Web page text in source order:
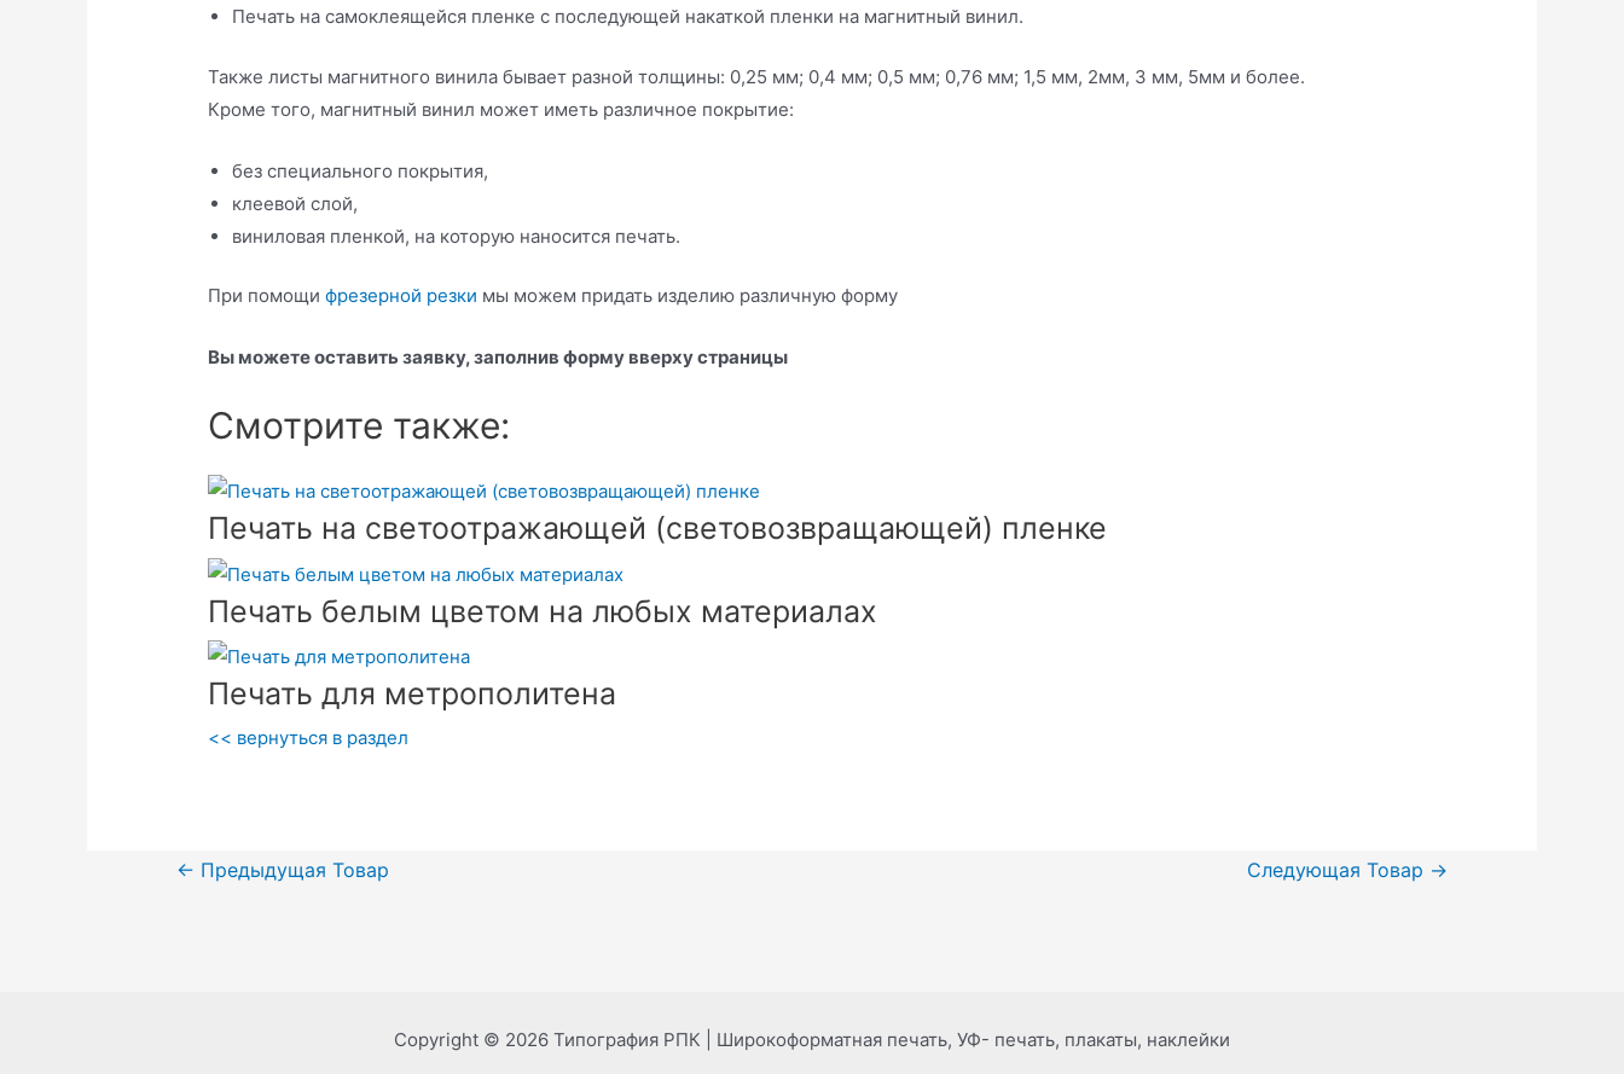
Печать на самоклеящейся пленке с последующей накаткой пленки на магнитный винил.
Также листы магнитного винила бывает разной толщины: 0,25 мм; 0,4 мм; 0,5 мм; 0,76 мм; 1,5 мм, 2мм, 3 мм, 5мм и более.
Кроме того, магнитный винил может иметь различное покрытие:
без специального покрытия,
клеевой слой,
виниловая пленкой, на которую наносится печать.
При помощифрезерной резки мы можем придать изделию различную форму
Вы можете оставить заявку, заполнив форму вверху страницы
Смотрите также:
Печать на светоотражающей (световозвращающей) пленке
Печать белым цветом на любых материалах
Печать для метрополитена
<< вернуться в раздел
Навигация
← Предыдущая Товар Следующая Товар →
Copyright © 2026 Типография РПК | Широкоформатная печать, УФ- печать, плакаты, наклейки